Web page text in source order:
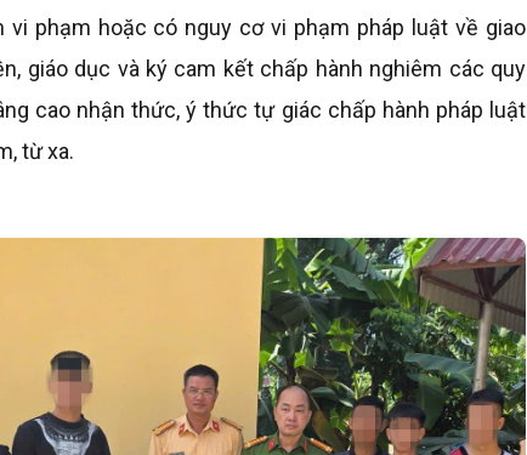
vi phạm hoặc có nguy cơ vi phạm pháp luật về giao
giáo dục và ký cam kết chấp hành nghiêm các quy
cao nhận thức, ý thức tự giác chấp hành pháp luật
từ xa.